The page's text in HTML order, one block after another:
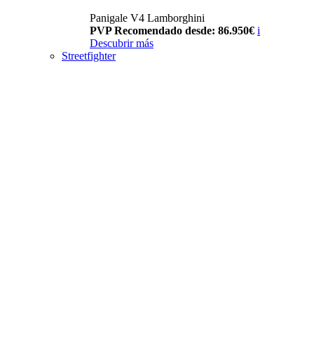
Panigale V4 Lamborghini
PVP Recomendado desde: 86.950€ i
Descubrir más
Streetfighter